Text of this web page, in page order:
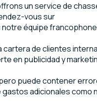
un service de
vous sur
équipe
cartera de clientes
en publicidad y
puede contener
gastos adicionales como